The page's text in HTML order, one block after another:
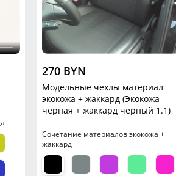
270 BYN
Модельные чехлы материал
экокожа + жаккард (Экокожа
чёрная + жаккард чёрный 1.1)
Сочетание материалов экокожа +
жаккард